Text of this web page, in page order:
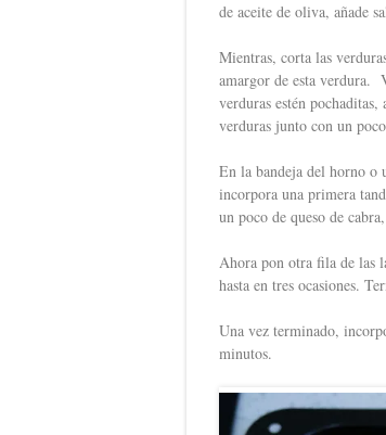
de aceite de oliva, añade
Mientras, corta las
amargor de esta verdura.
verduras estén
verduras junto con un
En la bandeja del horno o
incorpora una primera
un poco de queso de
Ahora pon otra fila de las
hasta en tres ocasiones.
Una vez terminado,
minutos.